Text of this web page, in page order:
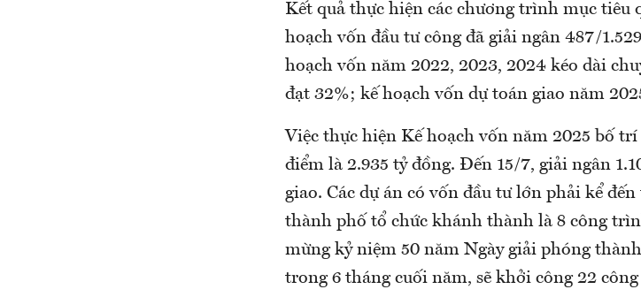
Kết quả thực hiện các chương trình mục tiêu
hoạch vốn đầu tư công đã giải ngân 487/
hoạch vốn năm 2022, 2023, 2024 kéo dài
đạt 32%; kế hoạch vốn dự toán giao năm
Việc thực hiện Kế hoạch vốn năm 2025 bố
điểm là 2.935 tỷ đồng. Đến 15/7, giải ngân
giao. Các dự án có vốn đầu tư lớn phải kể
thành phố tổ chức khánh thành là 8 công
mừng kỷ niệm 50 năm Ngày giải phóng
trong 6 tháng cuối năm, sẽ khởi công 22